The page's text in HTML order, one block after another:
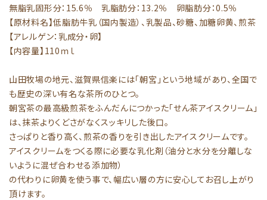
無脂乳固形分：15.6％ 乳脂肪分：13.2％ 卵脂肪分：0.5％
【原材料名】低脂肪牛乳（国内製造）、乳製品、砂糖、加糖卵黄、煎茶
【アレルゲン：乳成分・卵】
【内容量】110ｍｌ
山田牧場の地元、滋賀県信楽には「朝宮」という地域があり、全国で
も歴史の深い有名な茶所のひとつ。
朝宮茶の最高級煎茶をふんだんにつかった「せん茶アイスクリーム」
は、抹茶よりくどさがなくスッキリした後口。
さっぱりと香り高く、煎茶の香りを引き出したアイスクリームです。
アイスクリームをつくる際に必要な乳化剤（油分と水分を分離しな
いように混ぜ合わせる添加物）
の代わりに卵黄を使う事で、幅広い層の方に安心してお召し上がり
頂けます。